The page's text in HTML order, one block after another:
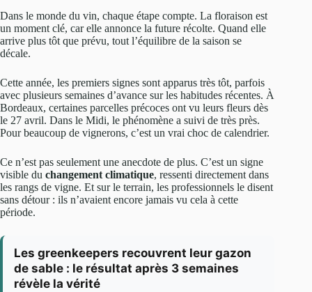
Dans le monde du vin, chaque étape compte. La floraison est
un moment clé, car elle annonce la future récolte. Quand elle
arrive plus tôt que prévu, tout l’équilibre de la saison se
décale.
Cette année, les premiers signes sont apparus très tôt, parfois
avec plusieurs semaines d’avance sur les habitudes récentes. À
Bordeaux, certaines parcelles précoces ont vu leurs fleurs dès
le 27 avril. Dans le Midi, le phénomène a suivi de très près.
Pour beaucoup de vignerons, c’est un vrai choc de calendrier.
Ce n’est pas seulement une anecdote de plus. C’est un signe
visible du changement climatique, ressenti directement dans
les rangs de vigne. Et sur le terrain, les professionnels le disent
sans détour : ils n’avaient encore jamais vu cela à cette
période.
Les greenkeepers recouvrent leur gazon
de sable : le résultat après 3 semaines
révèle la vérité